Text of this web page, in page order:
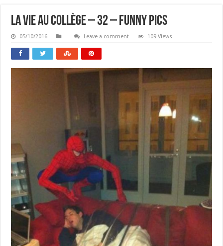
La Vie Au Collège – 32 – Funny Pics
05/10/2016 Leave a comment 109 Views